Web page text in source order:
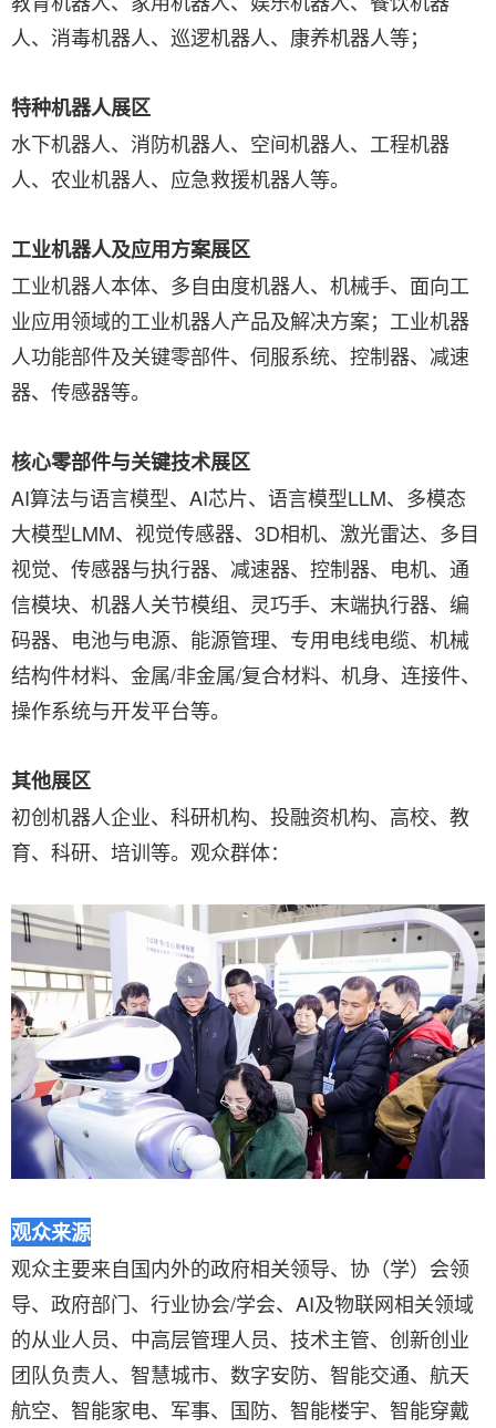
人、消毒机器人、巡逻机器人、康养机器人等；
特种机器人展区
水下机器人、消防机器人、空间机器人、工程机器
人、农业机器人、应急救援机器人等。
工业机器人及应用方案展区
工业机器人本体、多自由度机器人、机械手、面向工
业应用领域的工业机器人产品及解决方案；工业机器
人功能部件及关键零部件、伺服系统、控制器、减速
器、传感器等。
核心零部件与关键技术展区
AI算法与语言模型、AI芯片、语言模型LLM、多模态
大模型LMM、视觉传感器、3D相机、激光雷达、多目
视觉、传感器与执行器、减速器、控制器、电机、通
信模块、机器人关节模组、灵巧手、末端执行器、编
码器、电池与电源、能源管理、专用电线电缆、机械
结构件材料、金属/非金属/复合材料、机身、连接件、
操作系统与开发平台等。
其他展区
初创机器人企业、科研机构、投融资机构、高校、教
育、科研、培训等。观众群体：
观众来源
观众主要来自国内外的政府相关领导、协（学）会领
导、政府部门、行业协会/学会、AI及物联网相关领域
的从业人员、中高层管理人员、技术主管、创新创业
团队负责人、智慧城市、数字安防、智能交通、航天
航空、智能家电、军事、国防、智能楼宇、智能穿戴